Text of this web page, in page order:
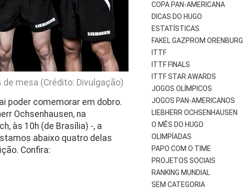
mesa (Crédito: Divulgação)
poder comemorar em dobro.
Ochsenhausen, na
às 10h (de Brasília) -, a
abaixo quatro delas
Confira:
COPA PAN-AMERICANA
DICAS DO HUGO
ESTATÍSTICAS
FAKEL GAZPROM ORENBURG
ITTF
ITTF FINALS
ITTF STAR AWARDS
JOGOS OLÍMPICOS
JOGOS PAN-AMERICANOS
LIEBHERR OCHSENHAUSEN
O MÊS DO HUGO
OLIMPÍADAS
PAPO COM O TIME
PROJETOS SOCIAIS
RANKING MUNDIAL
SEM CATEGORIA